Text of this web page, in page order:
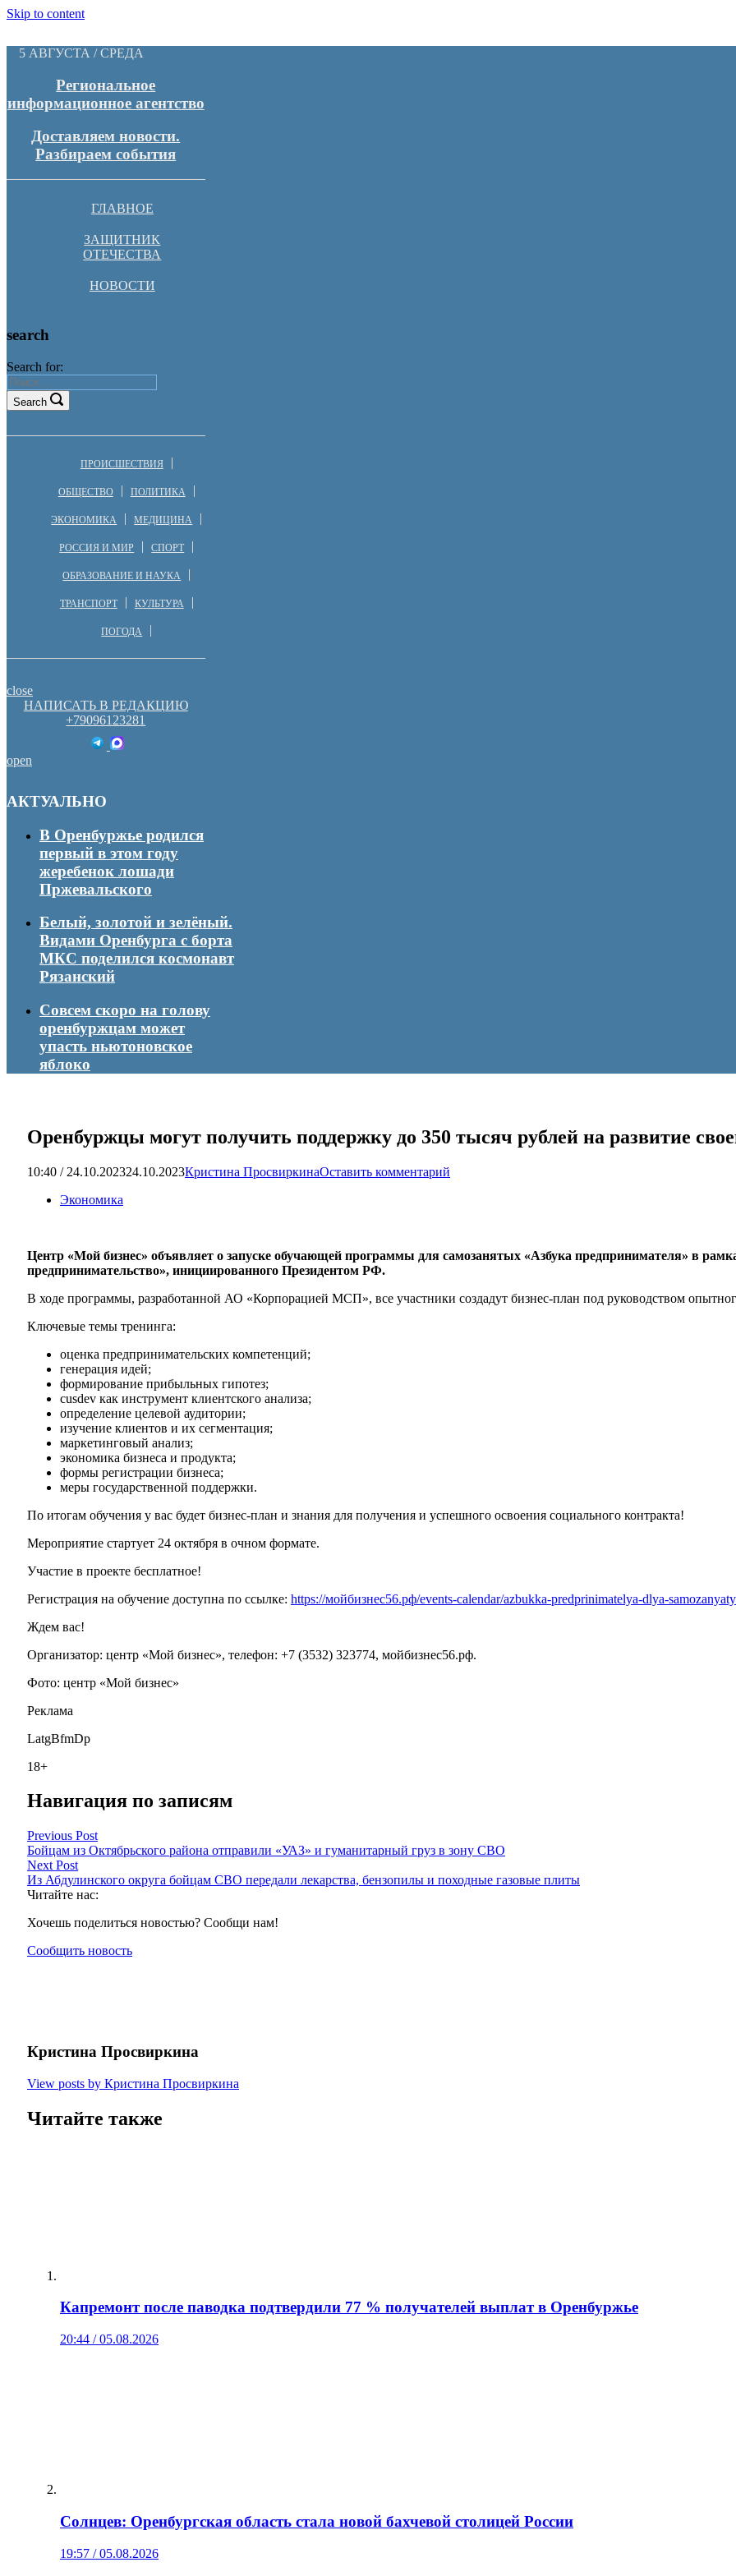
Skip to content
5 АВГУСТА / СРЕДА
Региональное
информационное агентство
Доставляем новости.
Разбираем события
ГЛАВНОЕ
ЗАЩИТНИК
ОТЕЧЕСТВА
НОВОСТИ
search
Search for:
Search
ПРОИСШЕСТВИЯ
ОБЩЕСТВО ПОЛИТИКА
ЭКОНОМИКА МЕДИЦИНА
РОССИЯ И МИР СПОРТ
ОБРАЗОВАНИЕ И НАУКА
ТРАНСПОРТ КУЛЬТУРА
ПОГОДА
close
НАПИСАТЬ В РЕДАКЦИЮ
+79096123281
open
АКТУАЛЬНО
В Оренбуржье родился
первый в этом году
жеребенок лошади
Пржевальского
Белый, золотой и зелёный.
Видами Оренбурга с борта
МКС поделился космонавт
Рязанский
Совсем скоро на голову
оренбуржцам может
упасть ньютоновское
яблоко
Оренбуржцы могут получить поддержку до 350 тысяч рублей на развитие
10:40 / 24.10.202324.10.2023Кристина ПросвиркинаОставить комментарий
Экономика
Центр «Мой бизнес» объявляет о запуске обучающей программы для самозанятых «Азбука предпринимателя» в
предпринимательство», инициированного Президентом РФ.
В ходе программы, разработанной АО «Корпорацией МСП», все участники создадут бизнес-план под руководством
Ключевые темы тренинга:
оценка предпринимательских компетенций;
генерация идей;
формирование прибыльных гипотез;
сusdev как инструмент клиентского анализа;
определение целевой аудитории;
изучение клиентов и их сегментация;
маркетинговый анализ;
экономика бизнеса и продукта;
формы регистрации бизнеса;
меры государственной поддержки.
По итогам обучения у вас будет бизнес-план и знания для получения и успешного освоения социального контракта!
Мероприятие стартует 24 октября в очном формате.
Участие в проекте бесплатное!
Регистрация на обучение доступна по ссылке: https://мойбизнес56.рф/events-calendar/azbukka-predprinimatelya-dlya-
Ждем вас!
Организатор: центр «Мой бизнес», телефон: +7 (3532) 323774, мойбизнес56.рф.
Фото: центр «Мой бизнес»
Реклама
LatgBfmDp
18+
Навигация по записям
Previous Post
Бойцам из Октябрьского района отправили «УАЗ» и гуманитарный груз в зону СВО
Next Post
Из Абдулинского округа бойцам СВО передали лекарства, бензопилы и походные газовые плиты
Читайте нас:
Хочешь поделиться новостью? Сообщи нам!
Сообщить новость
Кристина Просвиркина
View posts by Кристина Просвиркина
Читайте также
Капремонт после паводка подтвердили 77 % получателей выплат в Оренбуржье
20:44 / 05.08.2026
Солнцев: Оренбургская область стала новой бахчевой столицей России
19:57 / 05.08.2026